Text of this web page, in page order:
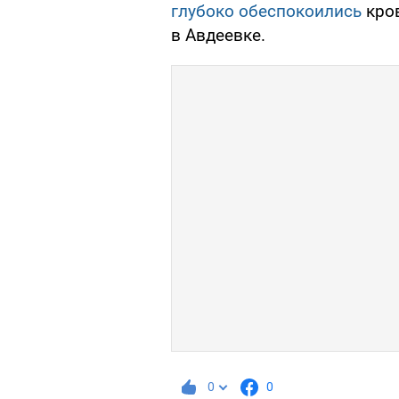
глубоко обеспокоились
в Авдеевке.
0 0